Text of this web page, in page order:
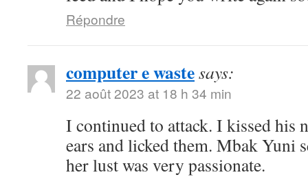
Répondre
computer e wastesays:
22 août 2023 at 18 h 34 min
I continued to attack. I kissed his
ears and licked them. Mbak Yuni
her lust was very passionate.